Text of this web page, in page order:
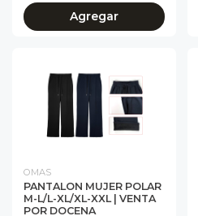
Agregar
OMAS
PANTALON MUJER POLAR
M-L/L-XL/XL-XXL | VENTA
POR DOCENA